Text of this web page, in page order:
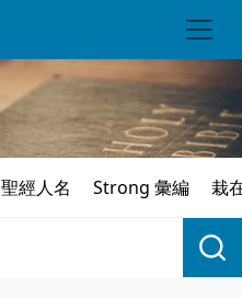
聖經人名 Strong 彙編 栽